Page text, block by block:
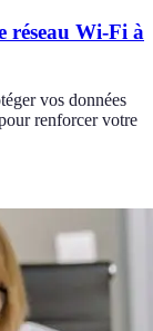
réseau Wi-Fi à
vos données
renforcer votre